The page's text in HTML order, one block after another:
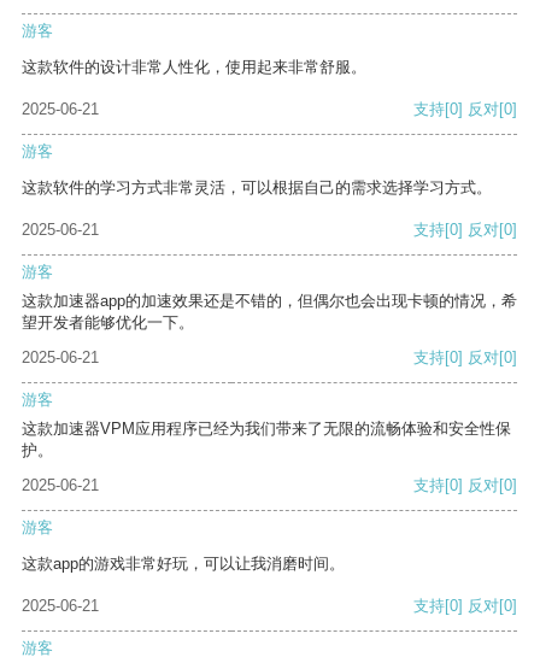
游客
这款软件的设计非常人性化，使用起来非常舒服。
2025-06-21 支持[0] 反对[0]
游客
这款软件的学习方式非常灵活，可以根据自己的需求选择学习方式。
2025-06-21 支持[0] 反对[0]
游客
这款加速器app的加速效果还是不错的，但偶尔也会出现卡顿的情况，希
望开发者能够优化一下。
2025-06-21
支持[0] 反对[0]
游客
这款加速器VPM应用程序已经为我们带来了无限的流畅体验和安全性保
护。
2025-06-21
支持[0] 反对[0]
游客
这款app的游戏非常好玩，可以让我消磨时间。
2025-06-21 支持[0] 反对[0]
游客